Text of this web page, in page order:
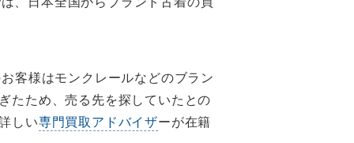
客様はモンクレールなどのブラン
たため、売る先を探していたとの
しい専門買取アドバイザーが在籍